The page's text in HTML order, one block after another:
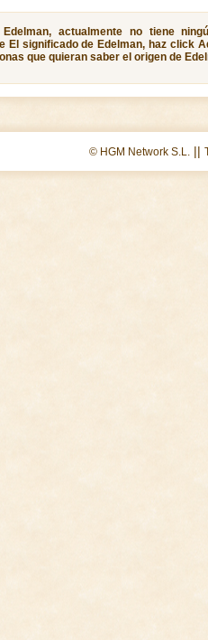
actualmente no tiene
El significado de Edelman, haz click
que quieran saber el origen de
© HGM Network S.L. ||